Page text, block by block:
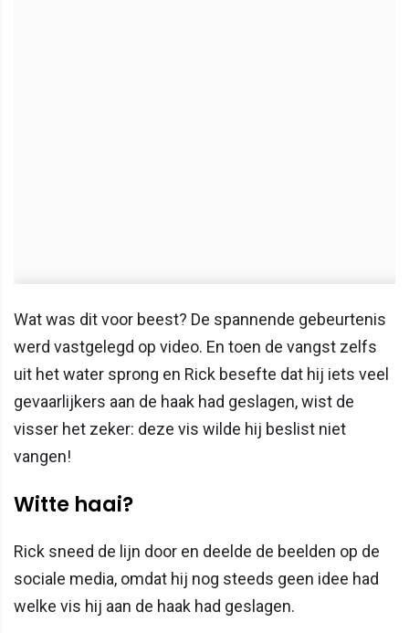
Wat was dit voor beest? De spannende gebeurtenis
werd vastgelegd op video. En toen de vangst zelfs
uit het water sprong en Rick besefte dat hij iets veel
gevaarlijkers aan de haak had geslagen, wist de
visser het zeker: deze vis wilde hij beslist niet
vangen!
Witte haai?
Rick sneed de lijn door en deelde de beelden op de
sociale media, omdat hij nog steeds geen idee had
welke vis hij aan de haak had geslagen.